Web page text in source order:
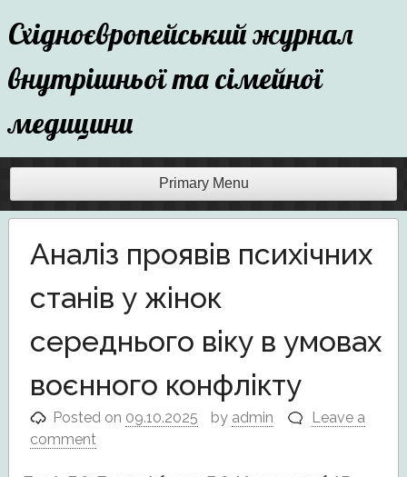
Skip
to
content
Східноєвропейський журнал
внутрішньої та сімейної
медицини
Primary Menu
Аналіз проявів психічних
станів у жінок
середнього віку в умовах
воєнного конфлікту
Posted on 09.10.2025 by admin
Leave a
comment